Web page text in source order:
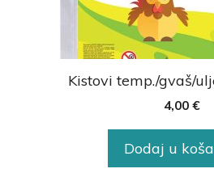
Kistovi temp./gvaš/
4,00 €
Dodaj u